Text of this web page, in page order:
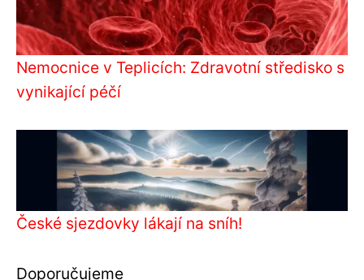
Nemocnice v Teplicích: Zdravotní středisko s
vynikající péčí
České sjezdovky lákají na sníh!
Doporučujeme